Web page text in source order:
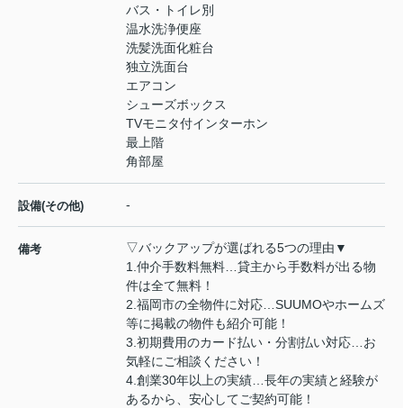
バス・トイレ別
温水洗浄便座
洗髪洗面化粧台
独立洗面台
エアコン
シューズボックス
TVモニタ付インターホン
最上階
角部屋
設備(その他) -
備考
▽バックアップが選ばれる5つの理由▼
1.仲介手数料無料…貸主から手数料が出る物
件は全て無料！
2.福岡市の全物件に対応…SUUMOやホームズ
等に掲載の物件も紹介可能！
3.初期費用のカード払い・分割払い対応…お
気軽にご相談ください！
4.創業30年以上の実績…長年の実績と経験が
あるから、安心してご契約可能！